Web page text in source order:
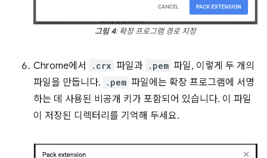
그림 4: 확장 프로그램 경로 지정
Chrome에서 .crx 파일과 .pem 파일, 이렇게 두 개의
파일을 만듭니다.
.pem 파일에는 확장 프로그램에 서명
하는 데 사용된 비공개 키가 포함되어 있습니다. 이 파일
이 저장된 디렉터리를 기억해 두세요.